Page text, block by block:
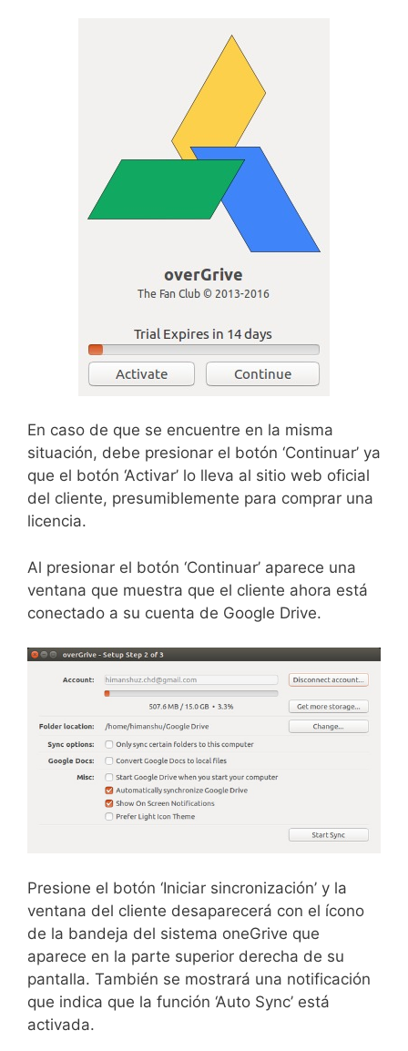
En caso de que se encuentre en la misma
situación, debe presionar el botón ‘Continuar’ ya
que el botón ‘Activar’ lo lleva al sitio web oficial
del cliente, presumiblemente para comprar una
licencia.
Al presionar el botón ‘Continuar’ aparece una
ventana que muestra que el cliente ahora está
conectado a su cuenta de Google Drive.
Presione el botón ‘Iniciar sincronización’ y la
ventana del cliente desaparecerá con el ícono
de la bandeja del sistema oneGrive que
aparece en la parte superior derecha de su
pantalla. También se mostrará una notificación
que indica que la función ‘Auto Sync’ está
activada.